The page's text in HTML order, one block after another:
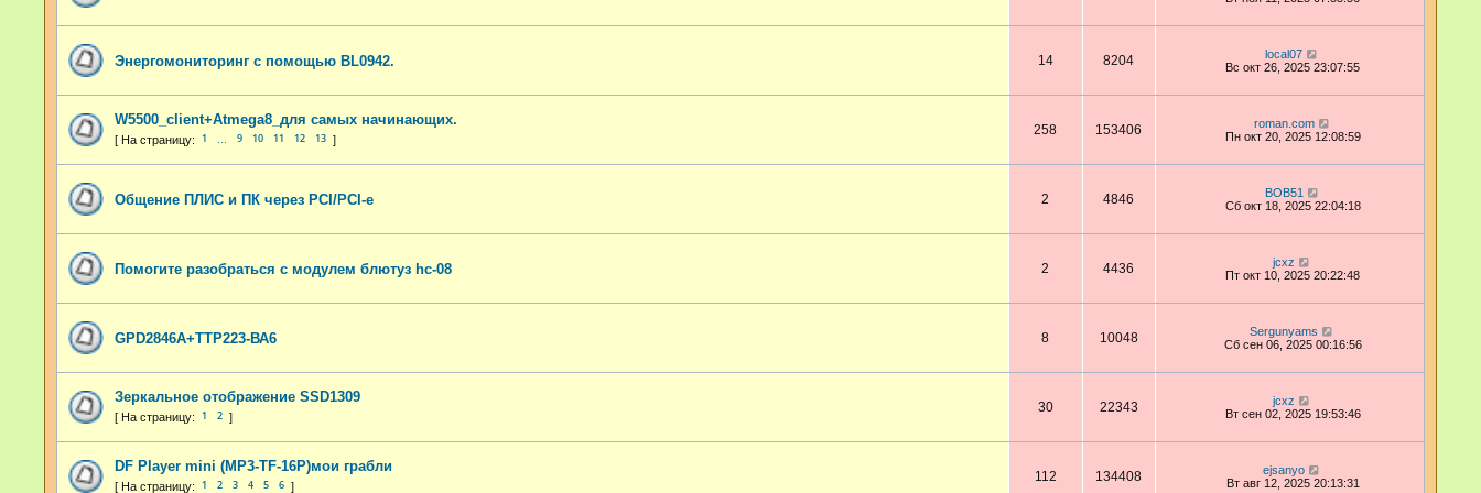
Энергомониторинг с помощью BL0942. 14 8204
local07
Вс окт 26, 2025 23:07:55
W5500_client+Atmega8_для самых начинающих.
1 9 10 11 12 13
258 153406
roman.com
Пн окт 20, 2025 12:08:59
Общение ПЛИС и ПК через PCI/PCI-e 2 4846
BOB51
Сб окт 18, 2025 22:04:18
Помогите разобраться с модулем блютуз hc-08 2 4436
jcxz
Пт окт 10, 2025 20:22:48
GPD2846A+TTP223-ВА6 8 10048
Sergunyams
Сб сен 06, 2025 00:16:56
Зеркальное отображение SSD1309
1 2
30 22343
jcxz
Вт сен 02, 2025 19:53:46
DF Player mini (MP3-TF-16P)мои грабли
1 2 3 4 5 6
112 134408
ejsanyo
Вт авг 12, 2025 20:13:31